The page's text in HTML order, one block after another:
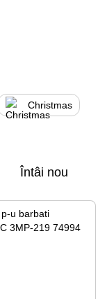
Christmas
Întâi nou